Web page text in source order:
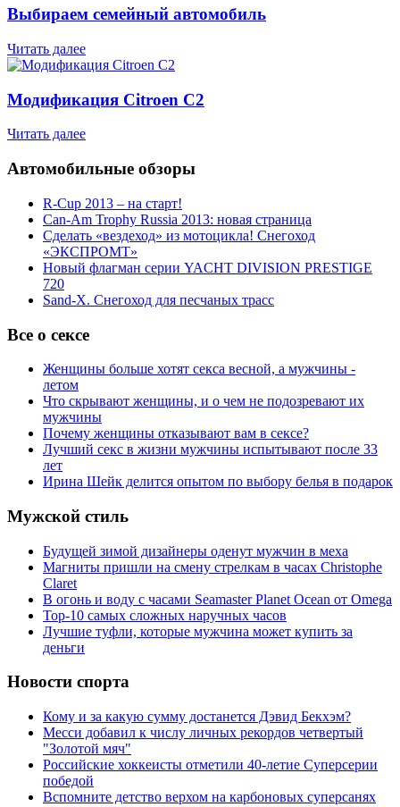
Выбираем семейный автомобиль
Читать далее
Модификация Citroen С2
Читать далее
Автомобильные обзоры
R-Cup 2013 – на старт!
Can-Am Trophy Russia 2013: новая страница
Сделать «вездеход» из мотоцикла! Снегоход
«ЭКСПРОМТ»
Новый флагман серии YACHT DIVISION PRESTIGE
720
Sand-X. Снегоход для песчаных трасс
Все о сексе
Женщины больше хотят секса весной, а мужчины -
летом
Что скрывают женщины, и о чем не подозревают их
мужчины
Почему женщины отказывают вам в сексе?
Лучший секс в жизни мужчины испытывают после 33
лет
Ирина Шейк делится опытом по выбору белья в подарок
Мужской стиль
Будущей зимой дизайнеры оденут мужчин в меха
Магниты пришли на смену стрелкам в часах Christophe
Claret
В огонь и воду с часами Seamaster Planet Ocean от Omega
Top-10 самых сложных наручных часов
Лучшие туфли, которые мужчина может купить за
деньги
Новости спорта
Кому и за какую сумму достанется Дэвид Бекхэм?
Месси добавил к числу личных рекордов четвертый
"Золотой мяч"
Российские хоккеисты отметили 40-летие Суперсерии
победой
Вспомните детство верхом на карбоновых суперсанях